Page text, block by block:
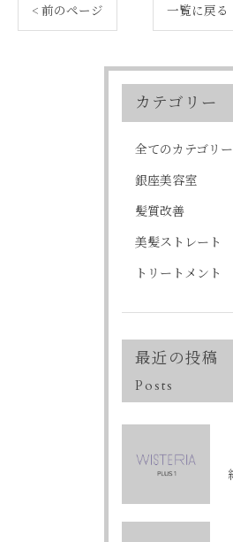
< 前のページ 一覧に戻る
カテゴリー
全てのカテゴリー
銀座美容室
髪質改善
美髪ストレート
トリートメント
最近の投稿
Posts